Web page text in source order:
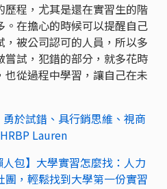
程，尤其是還在實習生的階
在擔心的時候可以提醒自己
被公司認可的人員，所以多
試，犯錯的部分，就多花時
從過程中學習，讓自己在未
於試錯、具行銷思維、視商
Lauren
人包】大學實習怎麼找：人力
，輕鬆找到大學第一份實習